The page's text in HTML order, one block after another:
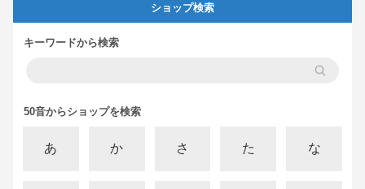
ショップ検索
キーワードから検索
50音からショップを検索
あ か さ た な